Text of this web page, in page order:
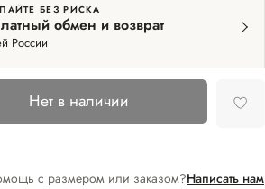
БЕЗ РИСКА
обмен и возврат
России
Нет в наличии
с размером или заказом?Написать нам